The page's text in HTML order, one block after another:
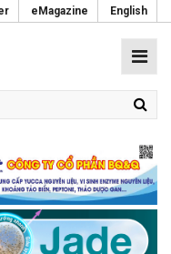
eMagazine English